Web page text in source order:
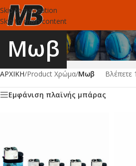
Skip to navigation
Skip to main content
Μωβ
ΑΡΧΙΚΗ/Product Χρώμα/Μωβ Βλέπετε
Εμφάνιση πλαϊνής μπάρας